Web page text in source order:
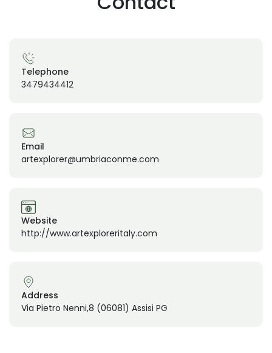
Telephone
3479434412
Email
artexplorer@umbriaconme.com
Website
http://www.artexploreritaly.com
Address
Via Pietro Nenni,8 (06081) Assisi PG